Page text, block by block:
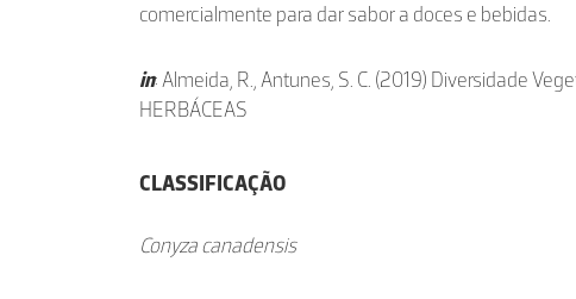
comercialmente para dar sabor a doces e bebidas.
in: Almeida, R., Antunes, S. C. (2019) Diversidade
HERBÁCEAS
CLASSIFICAÇÃO
Conyza canadensis